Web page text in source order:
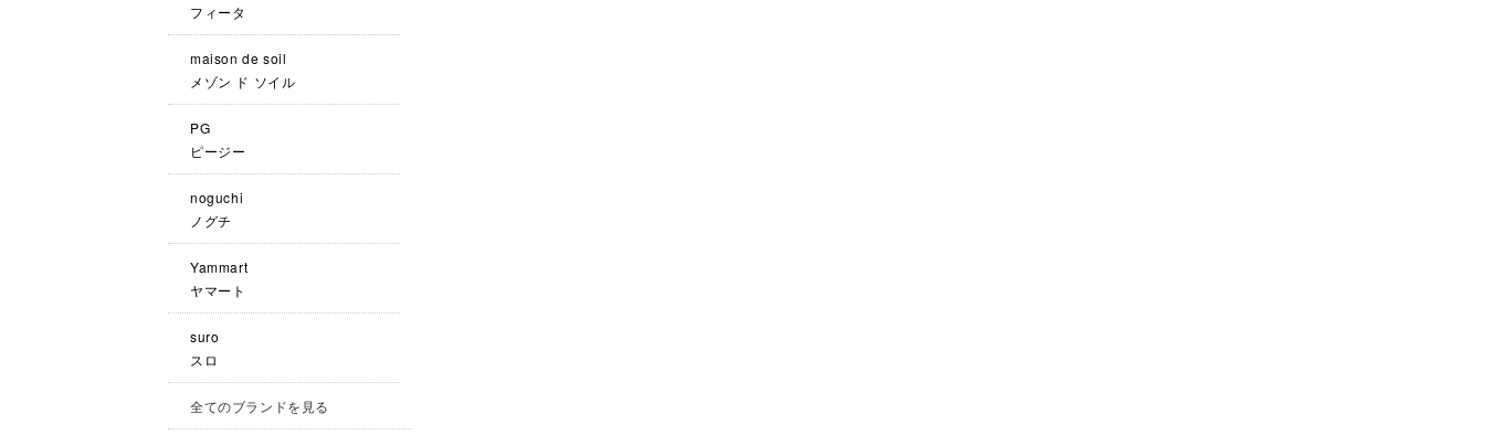
フィータ
maison de soil
メゾン ド ソイル
PG
ピージー
noguchi
ノグチ
Yammart
ヤマート
suro
スロ
全てのブランドを見る